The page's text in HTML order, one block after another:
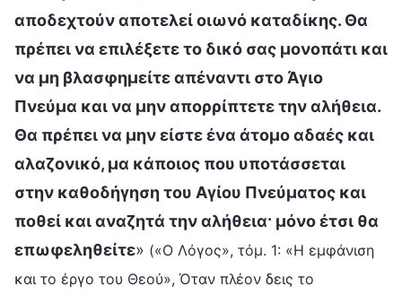
αποδεχτούν αποτελεί οιωνό καταδίκης. Θα
πρέπει να επιλέξετε το δικό σας μονοπάτι και
να μη βλασφημείτε απέναντι στο Άγιο
Πνεύμα και να μην απορρίπτετε την αλήθεια.
Θα πρέπει να μην είστε ένα άτομο αδαές και
αλαζονικό, μα κάποιος που υποτάσσεται
στην καθοδήγηση του Αγίου Πνεύματος και
ποθεί και αναζητά την αλήθεια· μόνο έτσι θα
επωφεληθείτε» («Ο Λόγος», τόμ. 1: «Η εμφάνιση
και το έργο του Θεού», Όταν πλέον δεις το